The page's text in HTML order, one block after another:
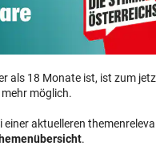
als 18 Monate ist, ist zum
möglich.
einer aktuelleren
.